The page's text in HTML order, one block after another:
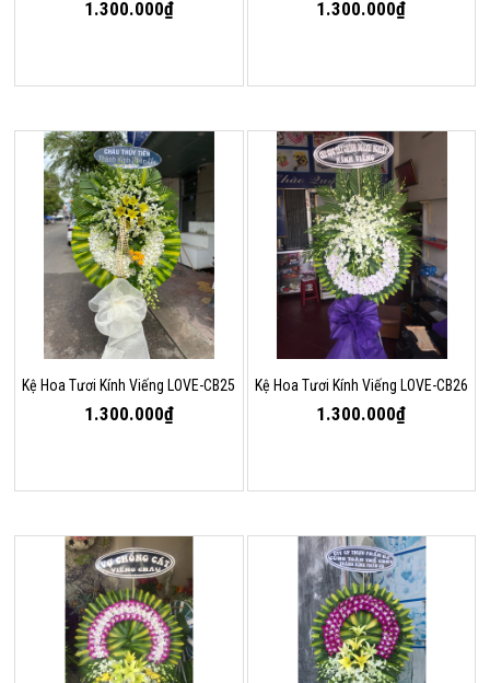
1.300.000₫ 1.300.000₫
Kệ Hoa Tươi Kính Viếng LOVE-CB25
1.300.000₫
Kệ Hoa Tươi Kính Viếng LOVE-CB26
1.300.000₫